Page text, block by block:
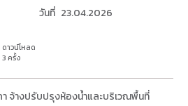
วันที่ 23.04.2026
ดาวน์โหลด
3 ครั้ง
า จ้างปรับปรุงห้องน้ำและบริเวณพื้นที่